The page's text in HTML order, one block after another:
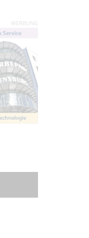
WERBUNG